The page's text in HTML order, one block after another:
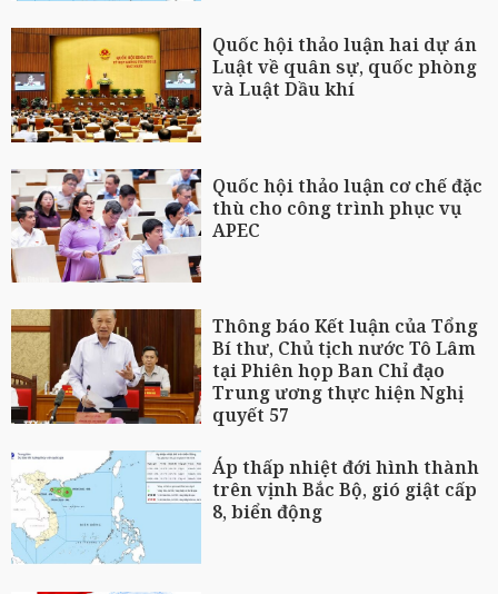
Quốc hội thảo luận hai dự án
Luật về quân sự, quốc phòng
và Luật Dầu khí
Quốc hội thảo luận cơ chế đặc
thù cho công trình phục vụ
APEC
Thông báo Kết luận của Tổng
Bí thư, Chủ tịch nước Tô Lâm
tại Phiên họp Ban Chỉ đạo
Trung ương thực hiện Nghị
quyết 57
Áp thấp nhiệt đới hình thành
trên vịnh Bắc Bộ, gió giật cấp
8, biển động